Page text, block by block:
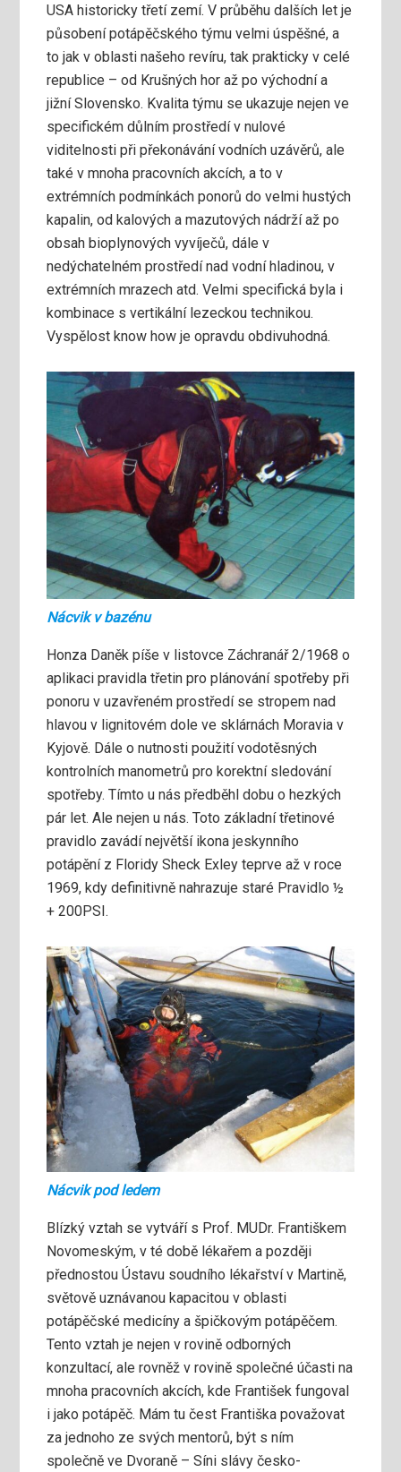
USA historicky třetí zemí. V průběhu dalších let je
působení potápěčského týmu velmi úspěšné, a
to jak v oblasti našeho revíru, tak prakticky v celé
republice – od Krušných hor až po východní a
jižní Slovensko. Kvalita týmu se ukazuje nejen ve
specifickém důlním prostředí v nulové
viditelnosti při překonávání vodních uzávěrů, ale
také v mnoha pracovních akcích, a to v
extrémních podmínkách ponorů do velmi hustých
kapalin, od kalových a mazutových nádrží až po
obsah bioplynových vyvíječů, dále v
nedýchatelném prostředí nad vodní hladinou, v
extrémních mrazech atd. Velmi specifická byla i
kombinace s vertikální lezeckou technikou.
Vyspělost know how je opravdu obdivuhodná.
Nácvik v bazénu
Honza Daněk píše v listovce Záchranář 2/1968 o
aplikaci pravidla třetin pro plánování spotřeby při
ponoru v uzavřeném prostředí se stropem nad
hlavou v lignitovém dole ve sklárnách Moravia v
Kyjově. Dále o nutnosti použití vodotěsných
kontrolních manometrů pro korektní sledování
spotřeby. Tímto u nás předběhl dobu o hezkých
pár let. Ale nejen u nás. Toto základní třetinové
pravidlo zavádí největší ikona jeskynního
potápění z Floridy Sheck Exley teprve až v roce
1969, kdy definitivně nahrazuje staré Pravidlo ½
+ 200PSI.
Nácvik pod ledem
Blízký vztah se vytváří s Prof. MUDr. Františkem
Novomeským, v té době lékařem a později
přednostou Ústavu soudního lékařství v Martině,
světově uznávanou kapacitou v oblasti
potápěčské medicíny a špičkovým potápěčem.
Tento vztah je nejen v rovině odborných
konzultací, ale rovněž v rovině společné účasti na
mnoha pracovních akcích, kde František fungoval
i jako potápěč. Mám tu čest Františka považovat
za jednoho ze svých mentorů, být s ním
společně ve Dvoraně – Síni slávy česko-